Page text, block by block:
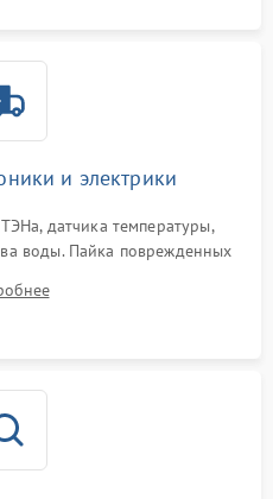
и электрики
датчика температуры,
воды. Пайка поврежденных
проводки и контактов.